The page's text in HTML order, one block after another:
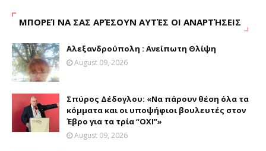
ΜΠΟΡΕΊ ΝΑ ΣΑΣ ΑΡΈΣΟΥΝ ΑΥΤΈΣ ΟΙ ΑΝΑΡΤΉΣΕΙΣ
Αλεξανδρούπολη : Ανείπωτη Θλίψη
August 09, 2026
Σπύρος Δέδογλου: «Να πάρουν θέση όλα τα
κόμματα και οι υποψήφιοι βουλευτές στον
Έβρο για τα τρία “ΟΧΙ”»
August 09, 2026